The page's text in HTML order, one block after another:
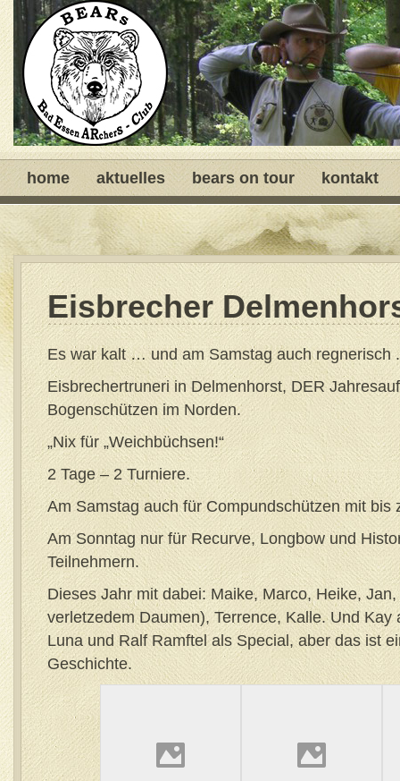
home aktuelles bears on tour kontakt
Eisbrecher
Es war kalt … und am Samstag auch regnerisch
Eisbrechertruneri in Delmenhorst, DER
Bogenschützen im Norden.
„Nix für „Weichbüchsen!“
2 Tage – 2 Turniere.
Am Samstag auch für Compundschützen mit bis
Am Sonntag nur für Recurve, Longbow und
Teilnehmern.
Dieses Jahr mit dabei: Maike, Marco, Heike,
verletzedem Daumen), Terrence, Kalle. Und Kay
Luna und Ralf Ramftel als Special, aber das ist
Geschichte.